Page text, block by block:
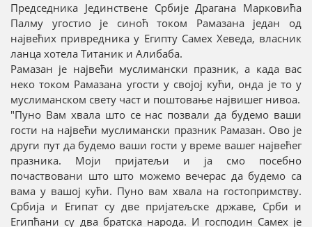
Председника Јединствене Србије Драгана Марковића
Палму угостио је синоћ током Рамазана један од
највећих привредника у Египту Самех Хеведа, власник
ланца хотела Титаник и Алибаба.
Рамазан је највећи муслимански празник, а када вас
неко током Рамазана угости у својој кући, онда је то у
муслиманском свету част и поштовање највишег нивоа.
"Пуно Вам хвала што се нас позвали да будемо ваши
гости на највећи муслимански празник Рамазан. Ово је
други пут да будемо ваши гости у време вашег највећег
празника. Моји пријатељи и ја смо посебно
почаствовани што што можемо вечерас да будемо са
вама у вашој кући. Пуно вам хвала на гостопримству.
Србија и Египат су две пријатељске државе, Срби и
Египћани су два братска народа. И господин Самех је